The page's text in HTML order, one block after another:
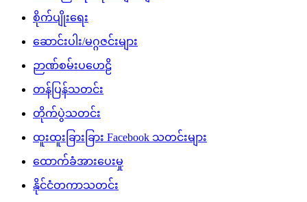
စိုက်ပျိုးရေး
ဆောင်းပါး/မဂ္ဂဇင်းများ
ဉာဏ်စမ်းပဟေဠိ
တန်ပြန်သတင်း
တိုက်ပွဲသတင်း
ထူးထူးခြားခြား Facebook သတင်းများ
ထောက်ခံအားပေးမှု
နိုင်ငံတကာသတင်း